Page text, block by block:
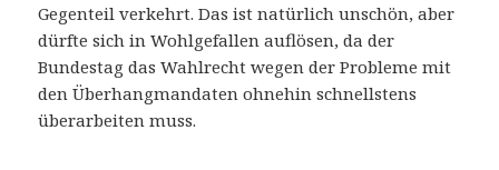
Gegenteil verkehrt. Das ist natürlich unschön, aber
dürfte sich in Wohlgefallen auflösen, da der
Bundestag das Wahlrecht wegen der Probleme mit
den Überhangmandaten ohnehin schnellstens
überarbeiten muss.